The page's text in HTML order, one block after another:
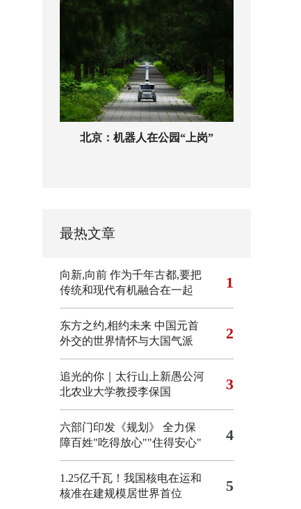
北京：机器人在公园“上岗”
最热文章
向新,向前 作为千年古都,要把
传统和现代有机融合在一起
1
东方之约,相约未来 中国元首
外交的世界情怀与大国气派
2
追光的你｜太行山上新愚公河
北农业大学教授李保国
3
六部门印发《规划》 全力保
障百姓"吃得放心""住得安心"
4
1.25亿千瓦！我国核电在运和
核准在建规模居世界首位
5